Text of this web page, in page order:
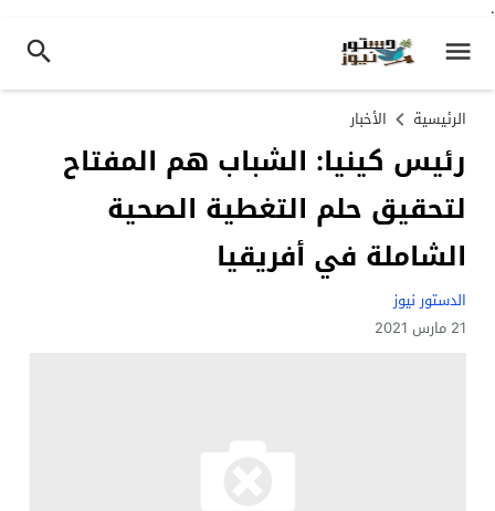
.
الرئيسية الأخبار
رئيس كينيا: الشباب هم المفتاح
لتحقيق حلم التغطية الصحية
الشاملة في أفريقيا
الدستور نيوز
21 مارس 2021